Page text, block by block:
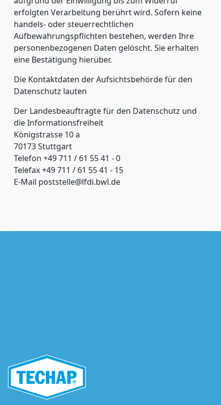
erfolgten Verarbeitung berührt wird. Sofern keine
handels- oder steuerrechtlichen
Aufbewahrungspflichten bestehen, werden Ihre
personenbezogenen Daten gelöscht. Sie erhalten
eine Bestätigung hierüber.
Die Kontaktdaten der Aufsichtsbehörde für den
Datenschutz lauten
Der Landesbeauftragte für den Datenschutz und
die Informationsfreiheit
Königstrasse 10 a
70173 Stuttgart
Telefon +49 711 / 61 55 41 - 0
Telefax +49 711 / 61 55 41 - 15
E-Mail poststelle@lfdi.bwl.de